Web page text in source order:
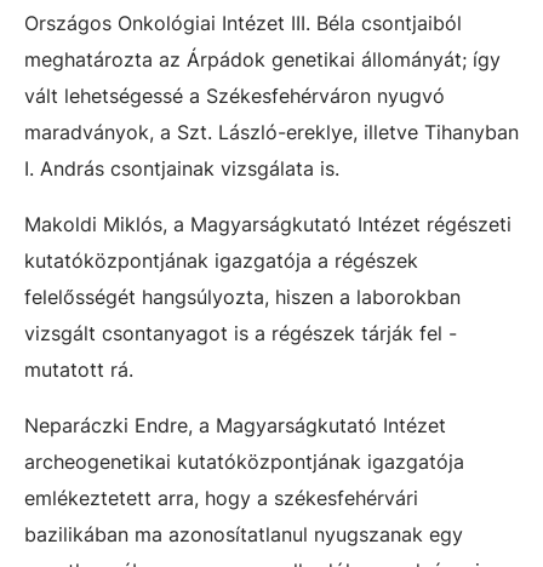
Országos Onkológiai Intézet III. Béla csontjaiból
meghatározta az Árpádok genetikai állományát; így
vált lehetségessé a Székesfehérváron nyugvó
maradványok, a Szt. László-ereklye, illetve Tihanyban
I. András csontjainak vizsgálata is.
Makoldi Miklós, a Magyarságkutató Intézet régészeti
kutatóközpontjának igazgatója a régészek
felelősségét hangsúlyozta, hiszen a laborokban
vizsgált csontanyagot is a régészek tárják fel -
mutatott rá.
Neparáczki Endre, a Magyarságkutató Intézet
archeogenetikai kutatóközpontjának igazgatója
emlékeztetett arra, hogy a székesfehérvári
bazilikában ma azonosítatlanul nyugszanak egy